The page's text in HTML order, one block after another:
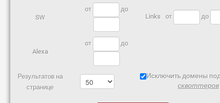
SW
от
до
Links
от до
Alexa
от до
Результатов на
странице
Исключить домены
сквоттеров